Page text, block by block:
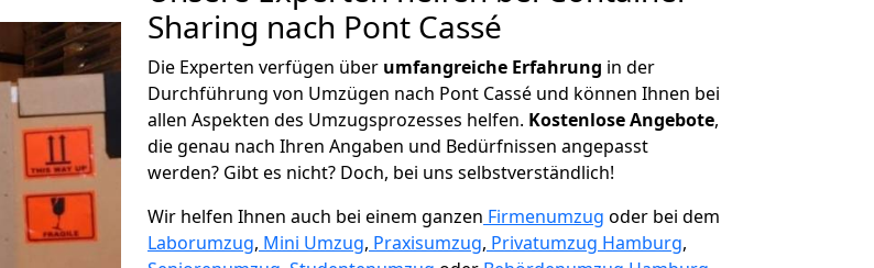
Sharing nach Pont Cassé
Die Experten verfügen über umfangreiche Erfahrung in der
Durchführung von Umzügen nach Pont Cassé und können Ihnen bei
allen Aspekten des Umzugsprozesses helfen. Kostenlose Angebote,
die genau nach Ihren Angaben und Bedürfnissen angepasst
werden? Gibt es nicht? Doch, bei uns selbstverständlich!
Wir helfen Ihnen auch bei einem ganzen Firmenumzug oder bei dem
Laborumzug, Mini Umzug, Praxisumzug, Privatumzug Hamburg,